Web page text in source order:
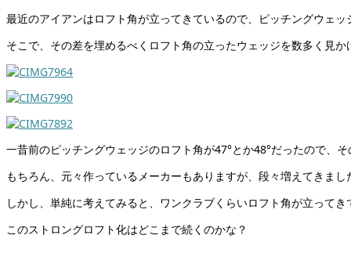
最近のアイアンはロフト角が立ってきているので、ピッチングウェ
そこで、その差を埋めるべくロフト角の立ったウェッジを数多く見か
一昔前のピッチングウェッジのロフト角が47°とか48°だったので、
もちろん、元々作っているメーカーもありますが、段々増えてきまし
しかし、単純に考えてみると、ワンクラブくらいロフト角が立って
このストロングロフト化はどこまで続くのかな？